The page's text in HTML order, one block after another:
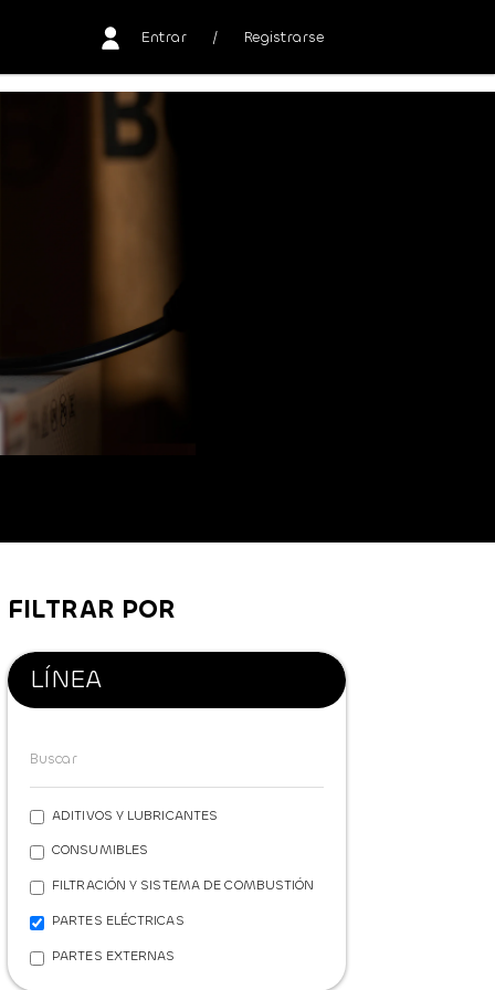
Entrar / Registrarse
FILTRAR POR
LÍNEA
ADITIVOS Y LUBRICANTES
CONSUMIBLES
FILTRACIÓN Y SISTEMA DE COMBUSTIÓN
PARTES ELÉCTRICAS
PARTES EXTERNAS